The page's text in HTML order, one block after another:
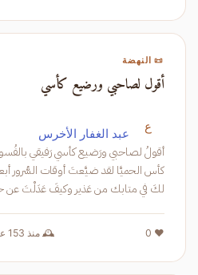
📜 النهضة
أقول لصاحبي ورضيع كأسي
ع عبد الغفار الأخرس
لكَ في متابك من عَذير وكيفَ عَدَلْتَ عن حالات سَو
❤️ 0 🕰️ منذ 153 عام